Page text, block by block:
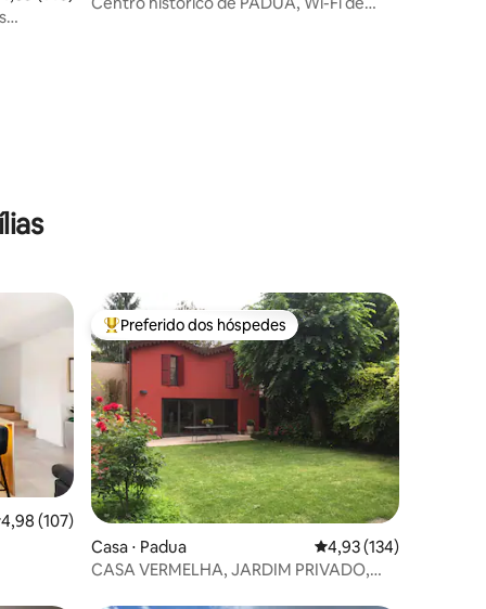
hóspedes
de uma avaliação média de 5, 107 avaliações
4,98 (107)
Entre os melhores preferidos dos hóspedes
Preferido dos hóspedes
Casa ⋅ Padua 4,93 de uma avaliação
4,93 (134)
CASA VERMELHA, JARDIM PRIVADO,